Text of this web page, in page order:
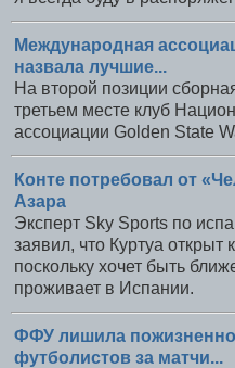
Международная
назвала лучшие...
На второй позиции
третьем месте клуб
ассоциации Golden State
Конте потребовал от
Азара
Эксперт Sky Sports по
заявил, что Куртуа открыт
поскольку хочет быть
проживает в Испании.
ФФУ лишила
футболистов за матчи...